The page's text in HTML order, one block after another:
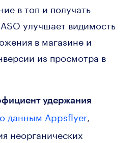
в топ и получать
улучшает видимость
в магазине и
из просмотра в
удержания
данным Appsflyer,
неорганических